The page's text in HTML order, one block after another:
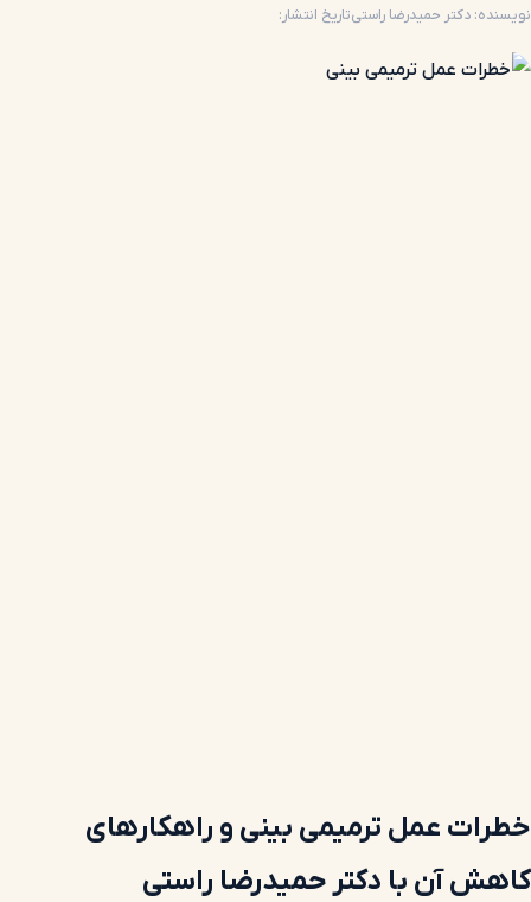
نویسنده: دکتر حمیدرضا راستیتاریخ انتشار:
خطرات عمل ترمیمی بینی و راهکارهای
کاهش آن با دکتر حمیدرضا راستی